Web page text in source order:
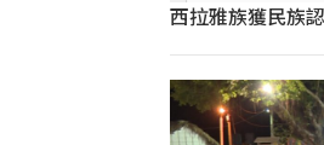
西拉雅族獲民族